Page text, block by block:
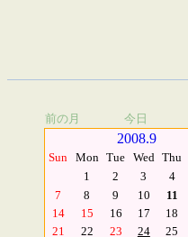
前の月 今日
2008.9
Sun Mon Tue Wed Thu
1
2 3 4
7
8 9 10 11
14
15 16 17 18
21
22 23 24 25